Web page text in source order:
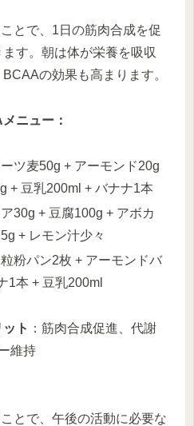
とで、1日の筋肉合成を促
す。朝は体が栄養を吸収
の効果も高まります。
ニュー：
ツ麦50g + アーモンド20g
+ 豆乳200ml + バナナ1本
30g + 豆腐100g + アボカ
+ レモン汁少々
粒粉パン2枚 + アーモンドバ
1本 + 豆乳200ml
ト ：筋肉合成促進、代謝
維持
とで、午後の活動に必要な